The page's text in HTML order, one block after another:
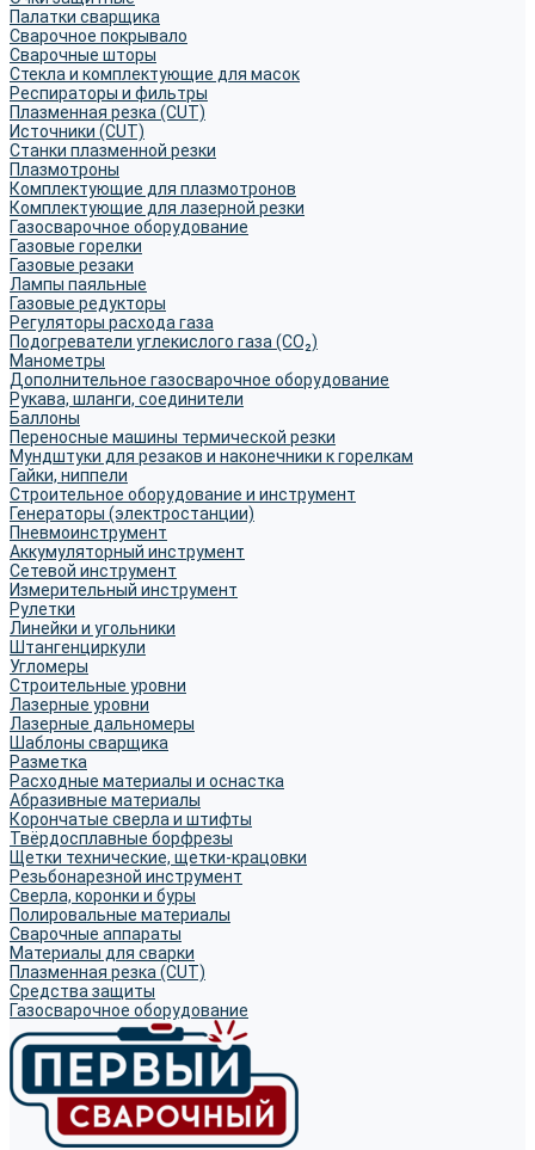
Палатки сварщика
Сварочное покрывало
Сварочные шторы
Стекла и комплектующие для масок
Респираторы и фильтры
Плазменная резка (CUT)
Источники (CUT)
Станки плазменной резки
Плазмотроны
Комплектующие для плазмотронов
Комплектующие для лазерной резки
Газосварочное оборудование
Газовые горелки
Газовые резаки
Лампы паяльные
Газовые редукторы
Регуляторы расхода газа
Подогреватели углекислого газа (CO₂)
Манометры
Дополнительное газосварочное оборудование
Рукава, шланги, соединители
Баллоны
Переносные машины термической резки
Мундштуки для резаков и наконечники к горелкам
Гайки, ниппели
Строительное оборудование и инструмент
Генераторы (электростанции)
Пневмоинструмент
Аккумуляторный инструмент
Сетевой инструмент
Измерительный инструмент
Рулетки
Линейки и угольники
Штангенциркули
Угломеры
Строительные уровни
Лазерные уровни
Лазерные дальномеры
Шаблоны сварщика
Разметка
Расходные материалы и оснастка
Абразивные материалы
Корончатые сверла и штифты
Твёрдосплавные борфрезы
Щетки технические, щетки-крацовки
Резьбонарезной инструмент
Сверла, коронки и буры
Полировальные материалы
Сварочные аппараты
Материалы для сварки
Плазменная резка (CUT)
Средства защиты
Газосварочное оборудование